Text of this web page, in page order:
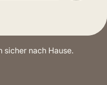
sicher nach Hause.